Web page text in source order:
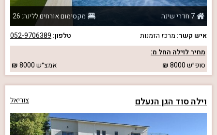
7 חדרי שינה
מקסימום אורחים ללינה: 26
איש קשר: מרכז הזמנות טלפון: 052-9706389
מחיר לוילה החל מ:
סופ״ש8000 אמצ״ש8000
וילה סוד הגן הנעלם צוריאל